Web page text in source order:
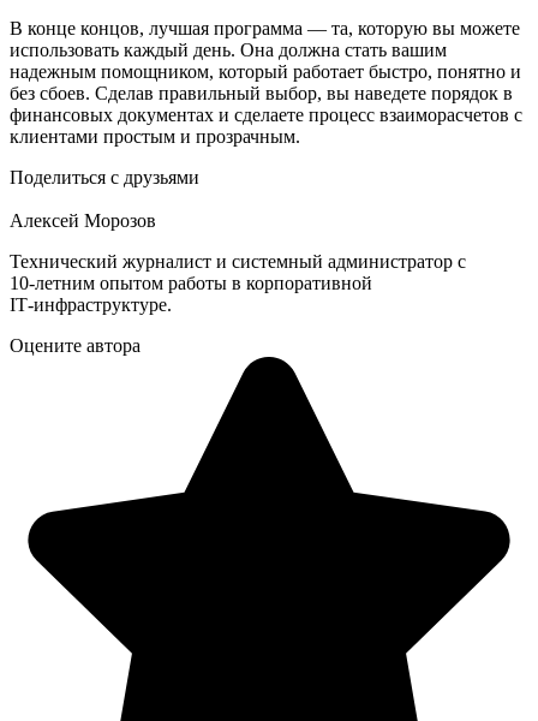
В конце концов, лучшая программа — та, которую вы можете
использовать каждый день. Она должна стать вашим
надежным помощником, который работает быстро, понятно и
без сбоев. Сделав правильный выбор, вы наведете порядок в
финансовых документах и сделаете процесс взаиморасчетов с
клиентами простым и прозрачным.
Поделиться с друзьями
Алексей Морозов
Технический журналист и системный администратор с
10‑летним опытом работы в корпоративной
IT‑инфраструктуре.
Оцените автора